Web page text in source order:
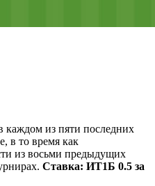
каждом из пяти последних
в то время как
из восьми предыдущих
Ставка: ИТ1Б 0.5 за